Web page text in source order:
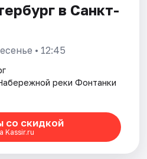
в Санкт-
• 12:45
реки Фонтанки
со скидкой
Kassir.ru